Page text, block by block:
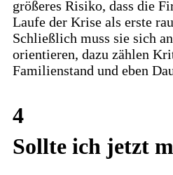
größeres Risiko, dass die
Laufe der Krise als erste
Schließlich muss sie sich
orientieren, dazu zählen
Familienstand und eben
4
Sollte ich jetzt